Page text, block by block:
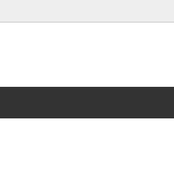
かすみ草シリーズ